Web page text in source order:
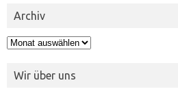
Archiv
Archiv
Wir über uns